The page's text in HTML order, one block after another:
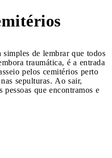
de lembrar que todos
traumática, é a entrada
pelos cemitérios perto
sepulturas. Ao sair,
pessoas que encontramos e